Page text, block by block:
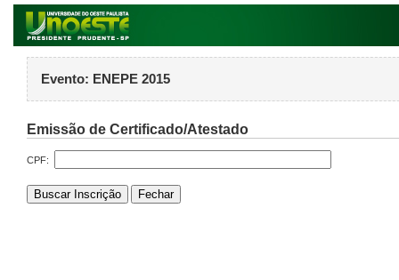
Evento: ENEPE 2015
Emissão de Certificado/Atestado
CPF: